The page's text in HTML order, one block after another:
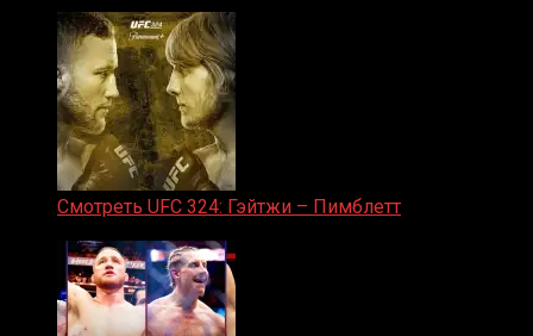
Смотреть UFC 324: Гэйтжи – Пимблетт